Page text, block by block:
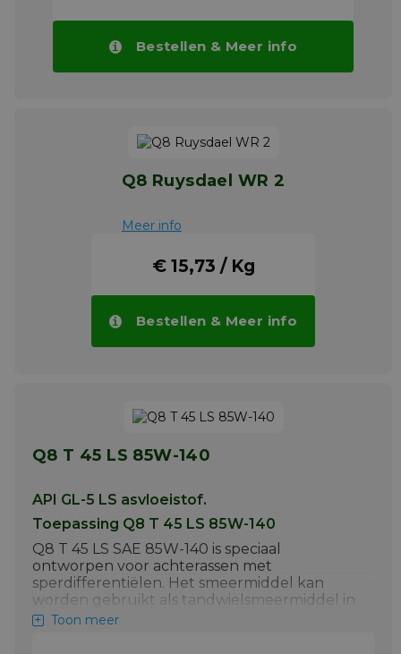
Bestellen & Meer info
Q8 Ruysdael WR 2
Meer info
€ 15,73 / Kg
Bestellen & Meer info
Q8 T 45 LS 85W-140
API GL-5 LS asvloeistof.
Toepassing Q8 T 45 LS 85W-140
Q8 T 45 LS SAE 85W-140 is speciaal
ontworpen voor achterassen met
sperdifferentiëlen. Het smeermiddel kan
worden gebruikt als tandwielsmeermiddel in
hypoïde tandwielen, achterassen en
Toon meer